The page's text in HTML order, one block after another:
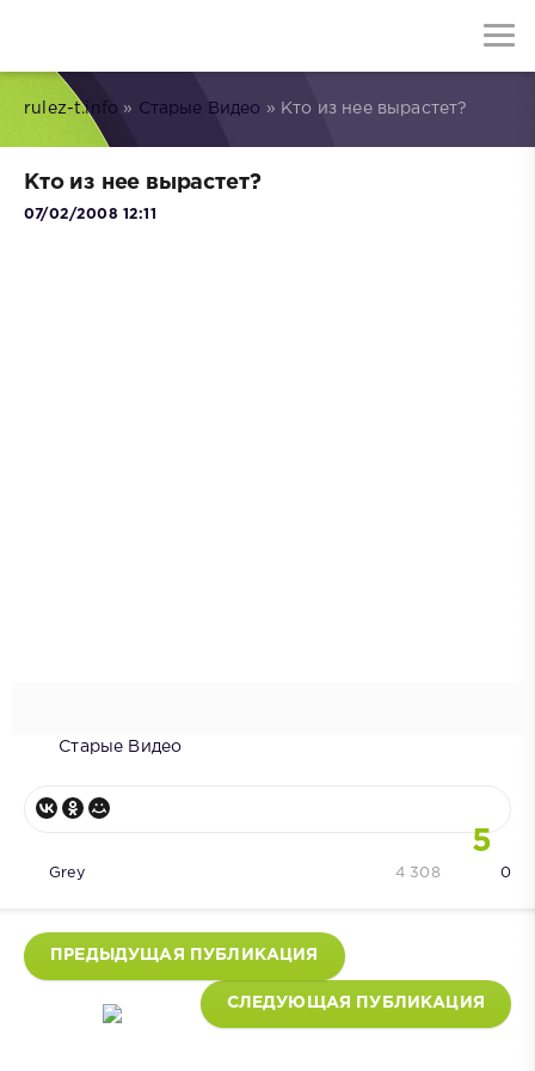
rulez-t.info » Старые Видео » Кто из нее вырастет?
Кто из нее вырастет?
07/02/2008 12:11
Старые Видео
5
Grey 0
4 308
ПРЕДЫДУЩАЯ ПУБЛИКАЦИЯ
СЛЕДУЮЩАЯ ПУБЛИКАЦИЯ